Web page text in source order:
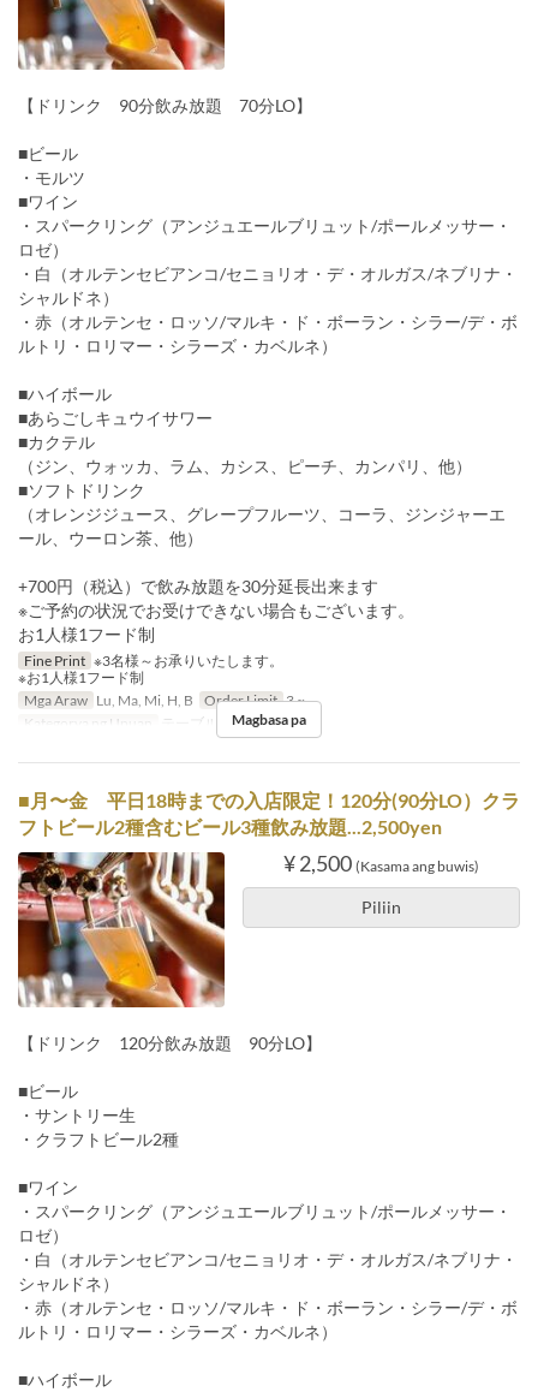
【ドリンク 90分飲み放題 70分LO】
■ビール
・モルツ
■ワイン
・スパークリング（アンジュエールブリュット/ポールメッサー・
ロゼ）
・白（オルテンセビアンコ/セニョリオ・デ・オルガス/ネブリナ・
シャルドネ）
・赤（オルテンセ・ロッソ/マルキ・ド・ボーラン・シラー/デ・ボ
ルトリ・ロリマー・シラーズ・カベルネ）
■ハイボール
■あらごしキュウイサワー
■カクテル
（ジン、ウォッカ、ラム、カシス、ピーチ、カンパリ、他）
■ソフトドリンク
（オレンジジュース、グレープフルーツ、コーラ、ジンジャーエ
ール、ウーロン茶、他）
+700円（税込）で飲み放題を30分延長出来ます
※ご予約の状況でお受けできない場合もございます。
お1人様1フード制
Fine Print ※3名様～お承りいたします。
※お1人様1フード制
Mga Araw Lu, Ma, Mi, H, B Order Limit 3 ~
Kategorya ng Upuan
テーブル, カウンター
Magbasa pa
■月〜金 平日18時までの入店限定！120分(90分LO）クラ
フトビール2種含むビール3種飲み放題...2,500yen
¥ 2,500 (Kasama ang buwis)
Piliin
【ドリンク 120分飲み放題 90分LO】
■ビール
・サントリー生
・クラフトビール2種
■ワイン
・スパークリング（アンジュエールブリュット/ポールメッサー・
ロゼ）
・白（オルテンセビアンコ/セニョリオ・デ・オルガス/ネブリナ・
シャルドネ）
・赤（オルテンセ・ロッソ/マルキ・ド・ボーラン・シラー/デ・ボ
ルトリ・ロリマー・シラーズ・カベルネ）
■ハイボール